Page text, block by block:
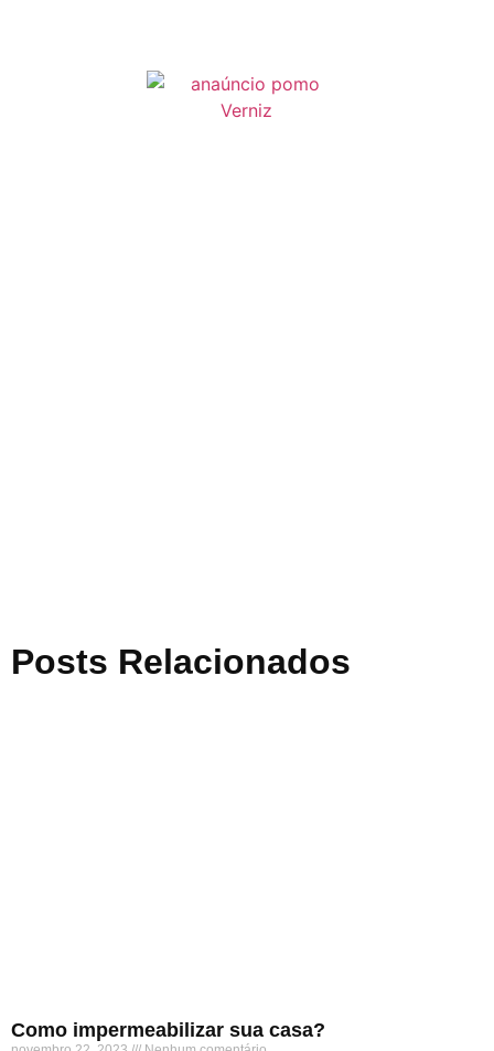
Posts Relacionados
Como impermeabilizar sua casa?